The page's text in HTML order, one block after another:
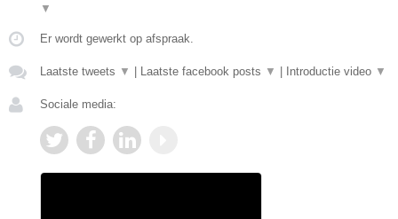
▼
Er wordt gewerkt op afspraak.
Laatste tweets ▼ | Laatste facebook posts ▼ | Introductie video ▼
Sociale media: